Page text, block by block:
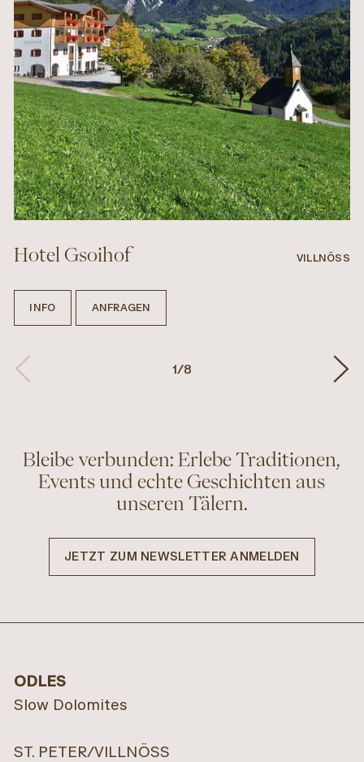
Hotel Gsoihof VILLNÖSS
INFO ANFRAGEN
1/8
Bleibe verbunden: Erlebe Traditionen,
Events und echte Geschichten aus
unseren Tälern.
JETZT ZUM NEWSLETTER ANMELDEN
ODLES
Slow Dolomites
ST. PETER/VILLNÖSS